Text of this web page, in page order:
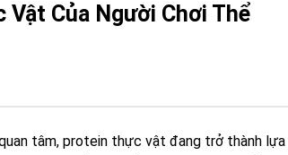
Của Người Chơi Thể
tâm, protein thực vật đang trở thành lựa